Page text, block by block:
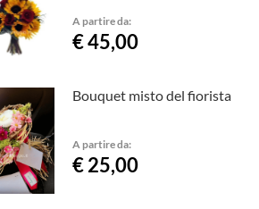
A partire da:
€ 45,00
Bouquet misto del fiorista
A partire da:
€ 25,00